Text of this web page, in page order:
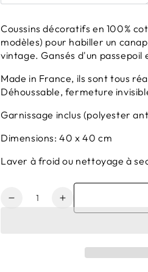
Coussins décoratifs en 100%
modèles) pour habiller un
vintage. Gansés d'un passepoil
Made in France, ils sont tous
Déhoussable, fermeture
Garnissage inclus (polyester
Dimensions: 40 x 40 cm
Laver à froid ou nettoyage à
Quantité
Réduire
Augmenter